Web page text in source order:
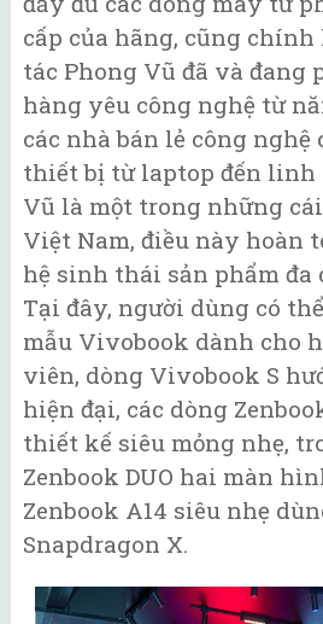
cấp của hãng, cũng chính
tác Phong Vũ đã và đang
hàng yêu công nghệ từ
các nhà bán lẻ công nghệ
thiết bị từ laptop đến linh
Vũ là một trong những
Việt Nam, điều này hoàn
hệ sinh thái sản phẩm đa
Tại đây, người dùng có
mẫu Vivobook dành cho
viên, dòng Vivobook S
hiện đại, các dòng
thiết kế siêu mỏng nhẹ,
Zenbook DUO hai màn
Zenbook A14 siêu nhẹ
Snapdragon X.